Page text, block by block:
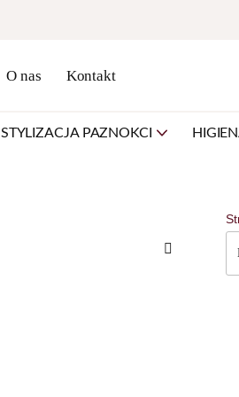
O nas Kontakt
STYLIZACJA PAZNOKCI